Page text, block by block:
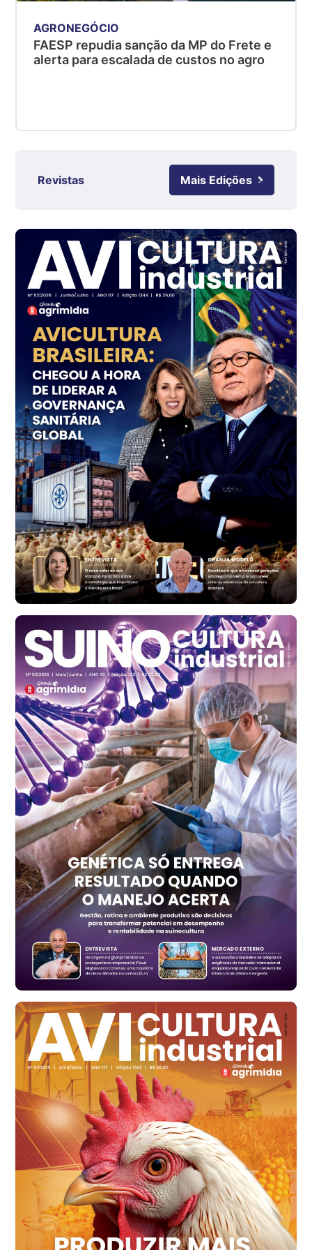
Suíno - Estadual
SC
R$ 4,50
Ovo Branco - Regional
cx
Ovo Branco - Regional
Branco
R$ 144,99
cx
Ovo Vermelho - Regional
Grande São Paulo (SP)
R$ 153,38
cx
Ovo Vermelho - Regional
Vermelho
R$ 156,33
cx
Ovo Branco - Regional
Bastos (SP)
R$ 134,40
cx
Ovo Vermelho - Regional
Bastos (SP)
R$ 146,71
cx
SP
R$ 7,13
kg
Frango - Indicador
SP
R$ 7,15
kg
Trigo Atacado - Regional
PR
R$ 1.417,12
t
Trigo Atacado - Regional
RS
R$ 1.325,22
t
Ovo Vermelho - Regional
Vermelho
R$ 168,86
cx
Ovo Branco - Regional
Santa Maria do Jetibá (ES)
R$ 139,62
cx
Ovo Branco - Regional
Recife (PE)
R$ 144,92
cx
Ovo Vermelho - Regional
Recife (PE)
R$ 154,89
cx
AGRONEGÓCIO
FAESP repudia sanção da MP do Frete e
alerta para escalada de custos no agro
Revistas Mais Edições